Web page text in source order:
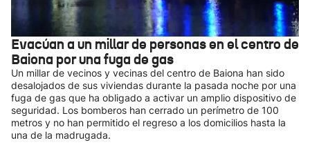
Evacúan a un millar de personas en el centro de
Baiona por una fuga de gas
Un millar de vecinos y vecinas del centro de Baiona han sido
desalojados de sus viviendas durante la pasada noche por una
fuga de gas que ha obligado a activar un amplio dispositivo de
seguridad. Los bomberos han cerrado un perímetro de 100
metros y no han permitido el regreso a los domicilios hasta la
una de la madrugada.